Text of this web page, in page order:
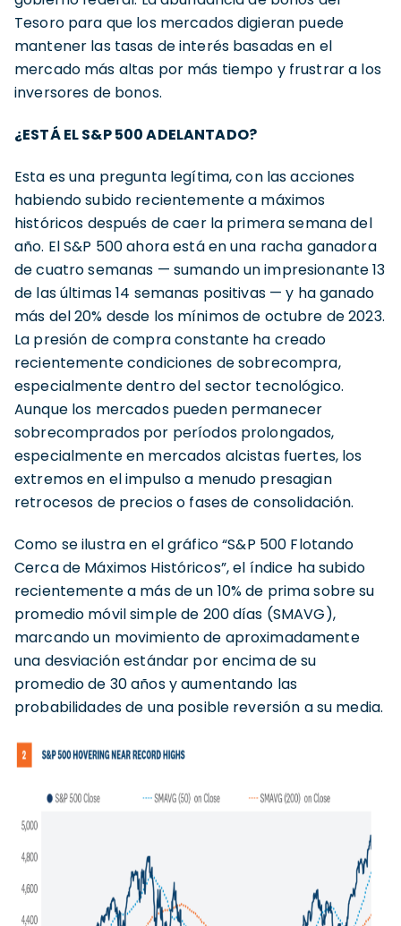
Tesoro para que los mercados digieran puede
mantener las tasas de interés basadas en el
mercado más altas por más tiempo y frustrar a los
inversores de bonos.
¿ESTÁ EL S&P 500 ADELANTADO?
Esta es una pregunta legítima, con las acciones
habiendo subido recientemente a máximos
históricos después de caer la primera semana del
año. El S&P 500 ahora está en una racha ganadora
de cuatro semanas — sumando un impresionante 13
de las últimas 14 semanas positivas — y ha ganado
más del 20% desde los mínimos de octubre de 2023.
La presión de compra constante ha creado
recientemente condiciones de sobrecompra,
especialmente dentro del sector tecnológico.
Aunque los mercados pueden permanecer
sobrecomprados por períodos prolongados,
especialmente en mercados alcistas fuertes, los
extremos en el impulso a menudo presagian
retrocesos de precios o fases de consolidación.
Como se ilustra en el gráfico “S&P 500 Flotando
Cerca de Máximos Históricos”, el índice ha subido
recientemente a más de un 10% de prima sobre su
promedio móvil simple de 200 días (SMAVG),
marcando un movimiento de aproximadamente
una desviación estándar por encima de su
promedio de 30 años y aumentando las
probabilidades de una posible reversión a su media.